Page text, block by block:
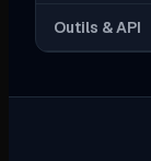
Outils & API